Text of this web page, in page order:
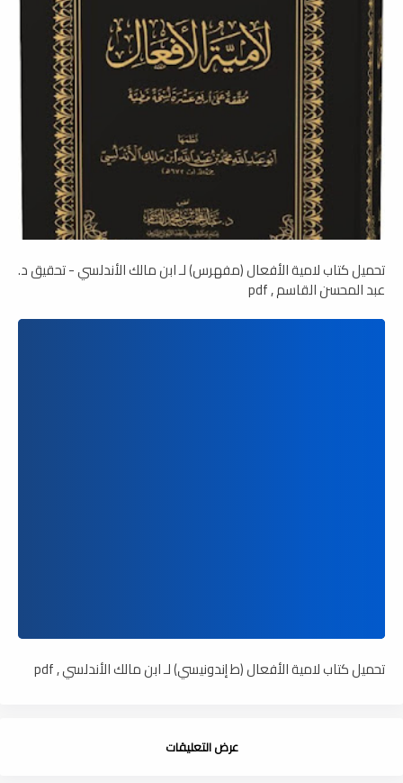
تحميل كتاب لامية الأفعال (مفهرس) لـ ابن مالك الأندلسي - تحقيق د.
عبد المحسن القاسم , pdf
تحميل كتاب لامية الأفعال (ط إندونيسي) لـ ابن مالك الأندلسي , pdf
عرض التعليقات